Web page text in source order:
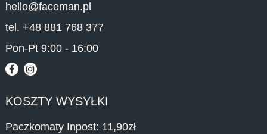
hello@faceman.pl
tel. +48 881 768 377
Pon-Pt 9:00 - 16:00
KOSZTY WYSYŁKI
Paczkomaty Inpost: 11,90zł